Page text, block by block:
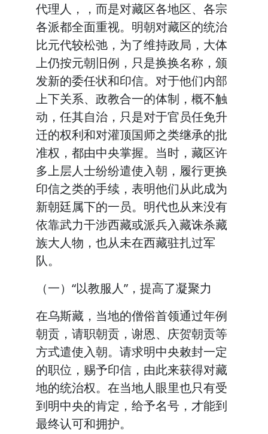
代理人，，而是对藏区各地区、各宗
各派都全面重视。明朝对藏区的统治
比元代较松弛，为了维持政局，大体
上仍按元朝旧例，只是换换名称，颁
发新的委任状和印信。对于他们内部
上下关系、政教合一的体制，概不触
动，任其自治，只是对于官员任免升
迁的权利和对灌顶国师之类继承的批
准权，都由中央掌握。当时，藏区许
多上层人士纷纷遣使入朝，履行更换
印信之类的手续，表明他们从此成为
新朝廷属下的一员。明代也从来没有
依靠武力干涉西藏或派兵入藏诛杀藏
族大人物，也从未在西藏驻扎过军
队。
（一）“以教服人”，提高了凝聚力
在乌斯藏，当地的僧俗首领通过年例
朝贡，请职朝贡，谢恩、庆贺朝贡等
方式遣使入朝。请求明中央敕封一定
的职位，赐予印信，由此来获得对藏
地的统治权。在当地人眼里也只有受
到明中央的肯定，给予名号，才能到
最终认可和拥护。